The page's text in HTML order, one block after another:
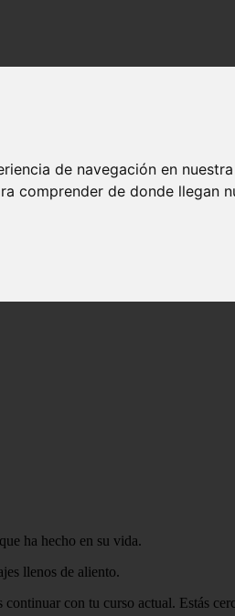
de navegación en
comprender de donde llegan
ha hecho en su vida.
llenos de aliento.
con tu curso actual. Estás